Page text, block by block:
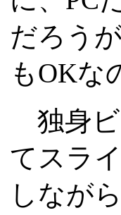
だろう
もOKな
独身ビ
てスラ
しなが